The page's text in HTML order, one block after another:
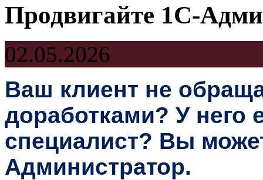
Продвигайте 1С-
02.05.2026
Ваш клиент не
доработками? У него
специалист? Вы
Администратор.